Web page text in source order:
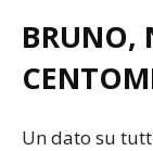
BRUNO,
Un dato su